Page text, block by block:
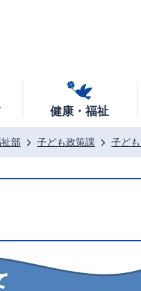
健康・福祉
部 子ども政策課 子ど